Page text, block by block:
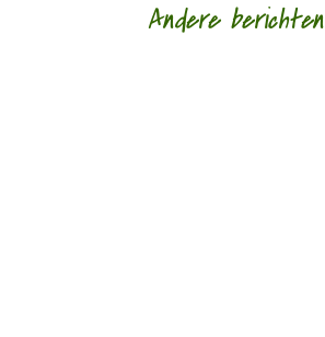
Andere berichten